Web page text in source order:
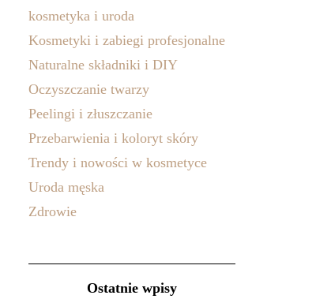
kosmetyka i uroda
Kosmetyki i zabiegi profesjonalne
Naturalne składniki i DIY
Oczyszczanie twarzy
Peelingi i złuszczanie
Przebarwienia i koloryt skóry
Trendy i nowości w kosmetyce
Uroda męska
Zdrowie
Ostatnie wpisy